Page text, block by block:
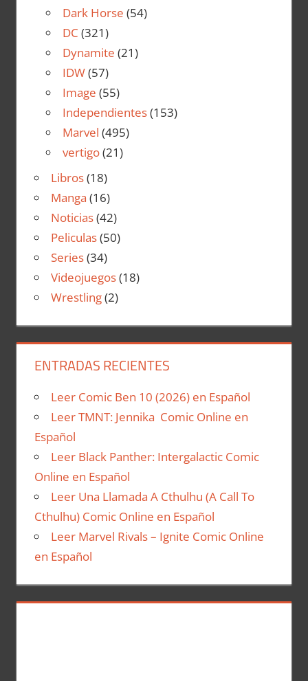
Dark Horse (54)
DC (321)
Dynamite (21)
IDW(57)
Image (55)
Independientes(153)
Marvel (495)
vertigo(21)
Libros(18)
Manga (16)
Noticias(42)
Peliculas(50)
Series(34)
Videojuegos(18)
Wrestling(2)
ENTRADAS RECIENTES
Leer Comic Ben 10 (2026) en Español
Leer TMNT: Jennika Comic Online en
Español
Leer Black Panther: Intergalactic Comic
Online en Español
Leer Una Llamada A Cthulhu (A Call To
Cthulhu) Comic Online en Español
Leer Marvel Rivals – Ignite Comic Online
en Español